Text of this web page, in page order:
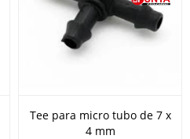
Tee para micro tubo de 7 x
4 mm